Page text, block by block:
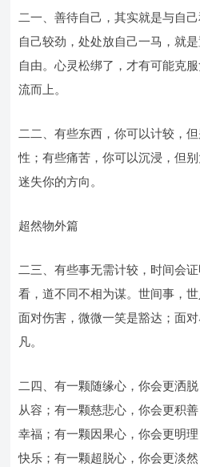
二一、善待自己，其实就是与自
自己较劲，处处放自己一马，就
自由。心灵松绑了，才有可能克
流而上。
二二、有些东西，你可以计较，
性；有些痛苦，你可以沉浸，但
迷失你的方向。
超然物外篇
二三、有些事无需计较，时间会
看，道不同不相为谋。世间事，世
面对伤害，微微一笑是豁达；面
凡。
二四、有一颗随缘心，你会更洒
从容；有一颗慈悲心，你会更积
幸福；有一颗因果心，你会更明
快乐；有一颗超脱心，你会更淡